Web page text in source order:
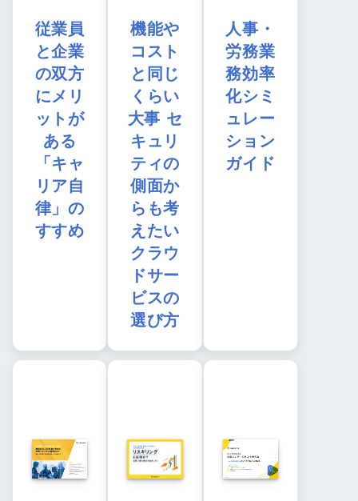
従業員
と企業
の双方
にメリ
ットが
ある
「キャ
リア自
律」の
すすめ
機能や
コスト
と同じ
くらい
大事 セ
キュリ
ティの
側面か
らも考
えたい
クラウ
ドサー
ビスの
選び方
人事・
労務業
務効率
化シミ
ュレー
ション
ガイド